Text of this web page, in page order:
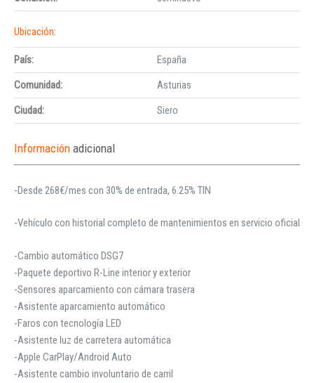
Ubicación:
País:
España
Comunidad:
Asturias
Ciudad:
Siero
Información adicional
-Desde 268€/mes con 30% de entrada, 6.25% TIN
-Vehículo con historial completo de mantenimientos en servicio oficial
-Cambio automático DSG7
-Paquete deportivo R-Line interior y exterior
-Sensores aparcamiento con cámara trasera
-Asistente aparcamiento automático
-Faros con tecnología LED
-Asistente luz de carretera automática
-Apple CarPlay/Android Auto
-Asistente cambio involuntario de carril